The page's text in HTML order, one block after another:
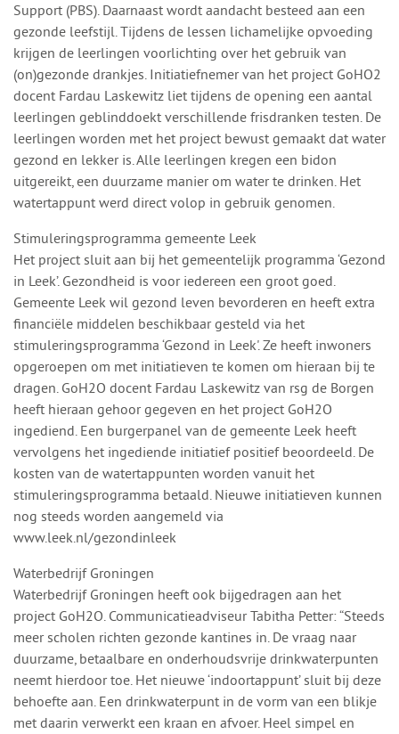
Support (PBS). Daarnaast wordt aandacht besteed aan een
gezonde leefstijl. Tijdens de lessen lichamelijke opvoeding
krijgen de leerlingen voorlichting over het gebruik van
(on)gezonde drankjes. Initiatiefnemer van het project GoHO2
docent Fardau Laskewitz liet tijdens de opening een aantal
leerlingen geblinddoekt verschillende frisdranken testen. De
leerlingen worden met het project bewust gemaakt dat water
gezond en lekker is. Alle leerlingen kregen een bidon
uitgereikt, een duurzame manier om water te drinken. Het
watertappunt werd direct volop in gebruik genomen.
Stimuleringsprogramma gemeente Leek
Het project sluit aan bij het gemeentelijk programma ‘Gezond
in Leek’. Gezondheid is voor iedereen een groot goed.
Gemeente Leek wil gezond leven bevorderen en heeft extra
financiële middelen beschikbaar gesteld via het
stimuleringsprogramma ‘Gezond in Leek'. Ze heeft inwoners
opgeroepen om met initiatieven te komen om hieraan bij te
dragen. GoH2O docent Fardau Laskewitz van rsg de Borgen
heeft hieraan gehoor gegeven en het project GoH2O
ingediend. Een burgerpanel van de gemeente Leek heeft
vervolgens het ingediende initiatief positief beoordeeld. De
kosten van de watertappunten worden vanuit het
stimuleringsprogramma betaald. Nieuwe initiatieven kunnen
nog steeds worden aangemeld via
www.leek.nl/gezondinleek
Waterbedrijf Groningen
Waterbedrijf Groningen heeft ook bijgedragen aan het
project GoH2O. Communicatieadviseur Tabitha Petter: “Steeds
meer scholen richten gezonde kantines in. De vraag naar
duurzame, betaalbare en onderhoudsvrije drinkwaterpunten
neemt hierdoor toe. Het nieuwe ‘indoortappunt’ sluit bij deze
behoefte aan. Een drinkwaterpunt in de vorm van een blikje
met daarin verwerkt een kraan en afvoer. Heel simpel en